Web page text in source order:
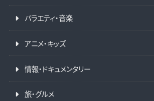
バラエティ・音楽
アニメ・キッズ
情報・ドキュメンタリー
旅・グルメ